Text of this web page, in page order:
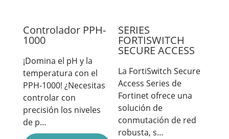
Controlador PPH-
1000
¡Domina el pH y la
temperatura con el
PPH-1000! ¿Necesitas
controlar con
precisión los niveles
de p…
SERIES
FORTISWITCH
SECURE ACCESS
La FortiSwitch Secure
Access Series de
Fortinet ofrece una
solución de
conmutación de red
robusta, s…